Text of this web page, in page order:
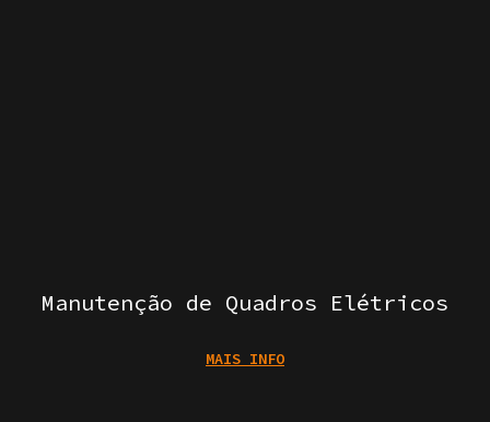
Manutenção de Quadros Elétricos
MAIS INFO